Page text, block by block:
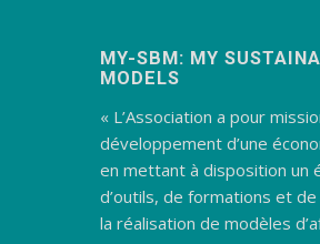
MY-SBM: MY
MODELS
« L’Association a pour
développement d’une
en mettant à disposition un
d’outils, de formations et
la réalisation de modèles